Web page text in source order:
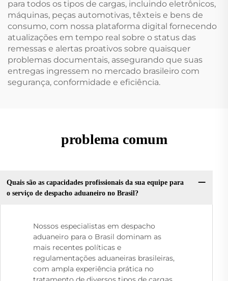
para todos os tipos de cargas, incluindo eletrônicos,
máquinas, peças automotivas, têxteis e bens de
consumo, com nossa plataforma digital fornecendo
atualizações em tempo real sobre o status das
remessas e alertas proativos sobre quaisquer
problemas documentais, assegurando que suas
entregas ingressem no mercado brasileiro com
segurança, conformidade e eficiência.
problema comum
Quais são as capacidades profissionais da sua equipe para
o serviço de despacho aduaneiro no Brasil?
Nossos especialistas em despacho
aduaneiro para o Brasil dominam as
mais recentes políticas e
regulamentações aduaneiras brasileiras,
com ampla experiência prática no